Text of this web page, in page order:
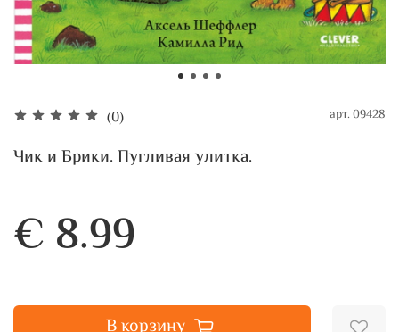
(0) арт.09428
Чик и Брики. Пугливая улитка.
€ 8.99